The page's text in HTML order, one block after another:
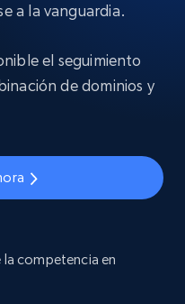
a la vanguardia.
el seguimiento
de dominios y
competencia en